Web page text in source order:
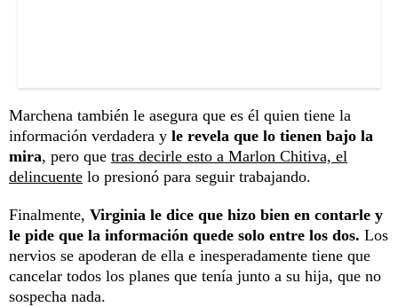
Marchena también le asegura que es él quien tiene la
información verdadera y le revela que lo tienen bajo la
mira, pero que tras decirle esto a Marlon Chitiva, el
delincuente lo presionó para seguir trabajando.
Finalmente, Virginia le dice que hizo bien en contarle y
le pide que la información quede solo entre los dos. Los
nervios se apoderan de ella e inesperadamente tiene que
cancelar todos los planes que tenía junto a su hija, que no
sospecha nada.